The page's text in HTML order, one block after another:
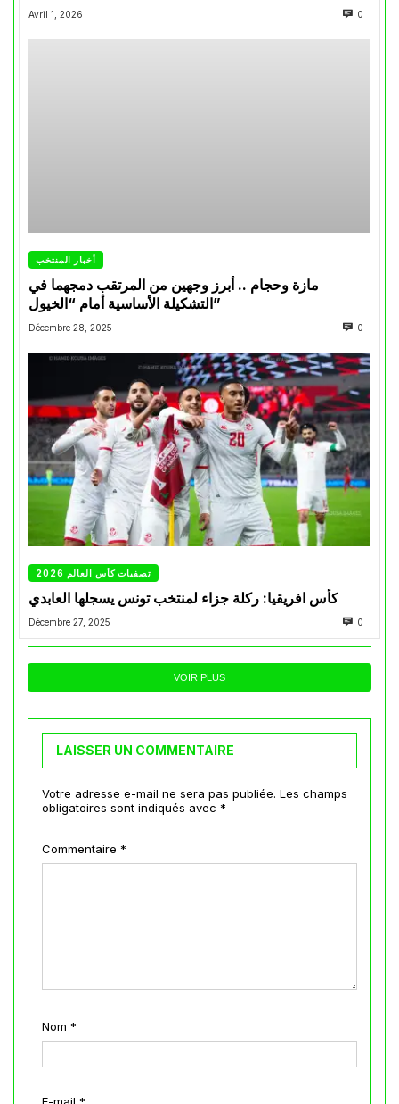
Avril 1, 2026 0
أخبار المنتخب
مازة وحجام .. أبرز وجهين من المرتقب دمجهما في
التشكيلة الأساسية أمام “الخيول”
Décembre 28, 2025 0
تصفيات كأس العالم 2026
كأس افريقيا: ركلة جزاء لمنتخب تونس يسجلها العابدي
Décembre 27, 2025 0
VOIR PLUS
LAISSER UN COMMENTAIRE
Votre adresse e-mail ne sera pas publiée. Les champs
obligatoires sont indiqués avec *
Commentaire *
Nom *